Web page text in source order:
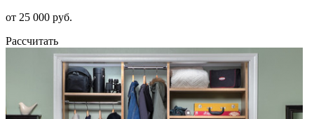
от 25 000 руб.
Рассчитать